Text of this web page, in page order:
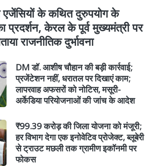
एजेंसियों के कथित दुरुपयोग के
प्रदर्शन, केरल के पूर्व मुख्यमंत्री पर
राजनीतिक दुर्भावना
DM डॉ. आशीष चौहान की बड़ी कार्रवाई;
प्रजेंटेशन नहीं, धरातल पर दिखाएं काम;
लापरवाह अफसरों को नोटिस, मसूरी-
अर्केडिया परियोजनाओं की जांच के आदेश
₹99.39 करोड़ की जिला योजना को मंजूरी;
हर विभाग देगा एक इनोवेटिव प्रोजेक्ट, ब्लूबेरी
से ट्राउट मछली तक ग्रामीण इकॉनमी पर
फोकस